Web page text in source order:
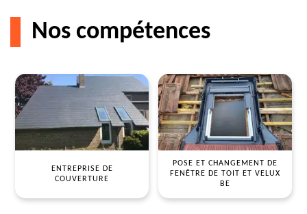
Nos compétences
ENTREPRISE DE
COUVERTURE
POSE ET CHANGEMENT DE
FENÊTRE DE TOIT ET VELUX
BE